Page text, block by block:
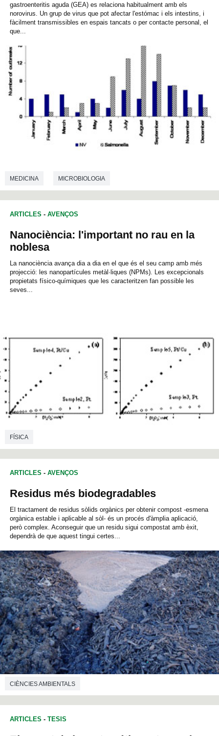
gastroenteritis aguda (GEA) es relaciona habitualment amb els
norovirus. Un grup de virus que pot afectar l'estómac i els intestins, i
fàcilment transmissibles en espais tancats o per contacte personal, el
que...
MEDICINA MICROBIOLOGIA
ARTICLES - AVENÇOS
Nanociència: l'important no rau en la
noblesa
La nanociència avança dia a dia en el que és el seu camp amb més
projecció: les nanopartícules metàl·liques (NPMs). Les excepcionals
propietats físico-químiques que les caracteritzen fan possible les
seves...
FÍSICA
ARTICLES - AVENÇOS
Residus més biodegradables
El tractament de residus sòlids orgànics per obtenir compost -esmena
orgànica estable i aplicable al sòl- és un procés d'àmplia aplicació,
però complex. Aconseguir que un residu sigui compostat amb èxit,
dependrà de que aquest tingui certes...
CIÈNCIES AMBIENTALS
ARTICLES - TESIS